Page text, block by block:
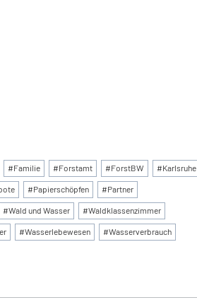
#Familie #Forstamt #ForstBW #Karlsruhe
#Papierschöpfen #Partner
#Wald und Wasser #Waldklassenzimmer
#Wasserlebewesen #Wasserverbrauch